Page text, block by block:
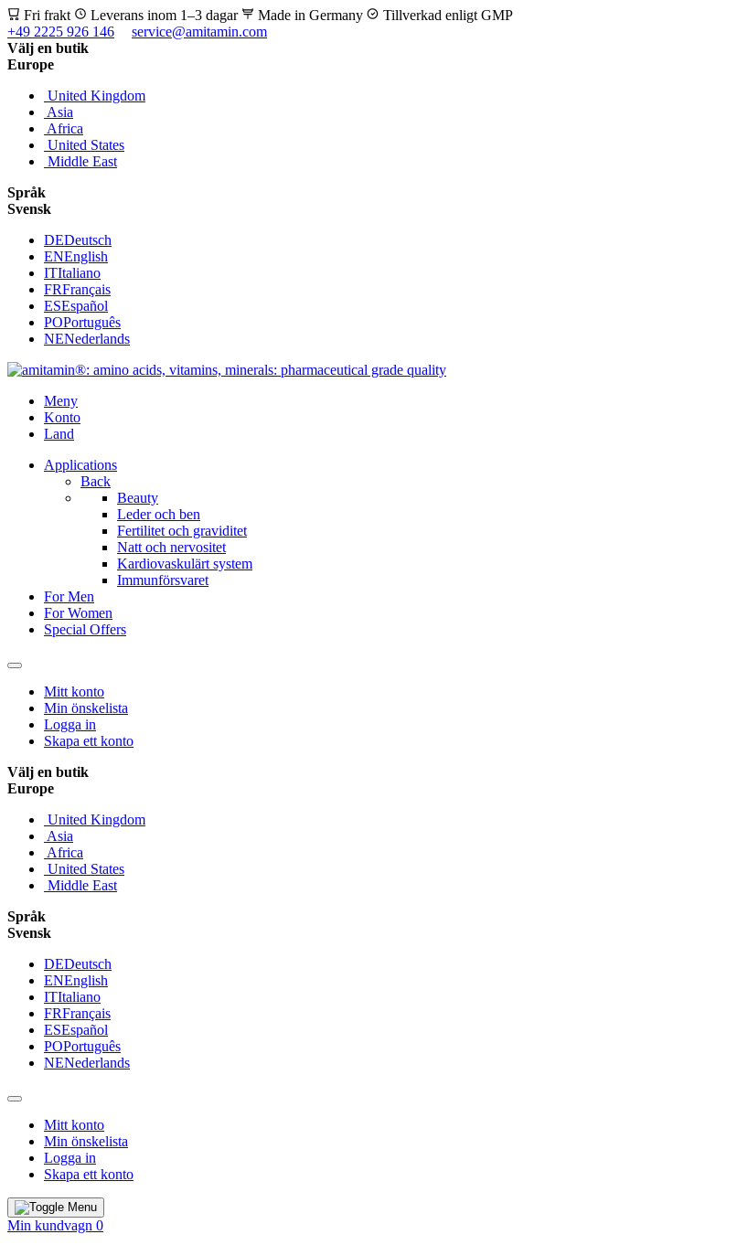
Fri frakt Leverans inom 1–3 dagar Made in Germany
Tillverkad enligt GMP
+49 2225 926 146
service@amitamin.com
Välj en butik
Europe
United Kingdom
Asia
Africa
United States
Middle East
Språk
Svensk
DEDeutsch
ENEnglish
ITItaliano
FRFrançais
ESEspañol
POPortuguês
NENederlands
Meny
Konto
Land
Applications
Back
Beauty
Leder och ben
Fertilitet och graviditet
Natt och nervositet
Kardiovaskulärt system
Immunförsvaret
For Men
For Women
Special Offers
Mitt konto
Min önskelista
Logga in
Skapa ett konto
Välj en butik
Europe
United Kingdom
Asia
Africa
United States
Middle East
Språk
Svensk
DEDeutsch
ENEnglish
ITItaliano
FRFrançais
ESEspañol
POPortuguês
NENederlands
Mitt konto
Min önskelista
Logga in
Skapa ett konto
Min kundvagn 0